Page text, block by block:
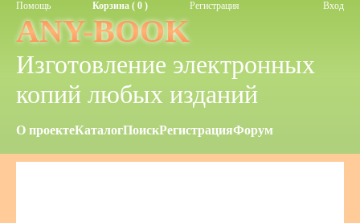
Помощь Корзина ( 0 ) Регистрация Вход
ANY-BOOK
Изготовление электронных
копий любых изданий
О проектеКаталогПоискРегистрацияФорум